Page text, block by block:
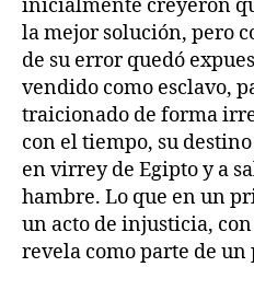
inicialmente creyeron
la mejor solución, pero
de su error quedó
vendido como esclavo,
traicionado de forma
con el tiempo, su
en virrey de Egipto y a
hambre. Lo que en un
un acto de injusticia,
revela como parte de un